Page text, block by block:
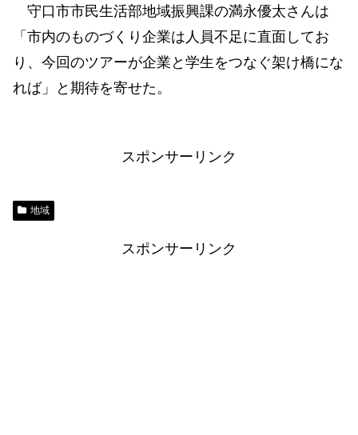
守口市市民生活部地域振興課の満永優太さんは
「市内のものづくり企業は人員不足に直面してお
り、今回のツアーが企業と学生をつなぐ架け橋にな
れば」と期待を寄せた。
スポンサーリンク
地域
スポンサーリンク